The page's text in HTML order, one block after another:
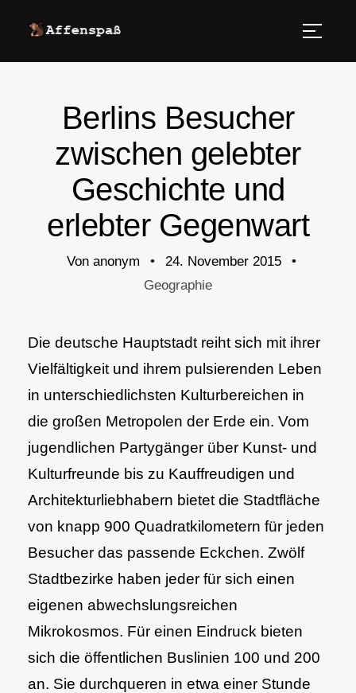
Berlins Besucher
zwischen gelebter
Geschichte und
erlebter Gegenwart
Von anonym • 24. November 2015
•
Geographie
Die deutsche Hauptstadt reiht sich mit ihrer
Vielfältigkeit und ihrem pulsierenden Leben
in unterschiedlichsten Kulturbereichen in
die großen Metropolen der Erde ein. Vom
jugendlichen Partygänger über Kunst- und
Kulturfreunde bis zu Kauffreudigen und
Architekturliebhabern bietet die Stadtfläche
von knapp 900 Quadratkilometern für jeden
Besucher das passende Eckchen. Zwölf
Stadtbezirke haben jeder für sich einen
eigenen abwechslungsreichen
Mikrokosmos. Für einen Eindruck bieten
sich die öffentlichen Buslinien 100 und 200
an. Sie durchqueren in etwa einer Stunde